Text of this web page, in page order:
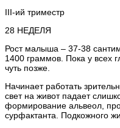
III-ий триместр
28 НЕДЕЛЯ
Рост малыша – 37-38
1400 граммов. Пока у всех
чуть позже.
Начинает работать
свет на живот падает
формирование альвеол,
сурфактанта. Подкожного